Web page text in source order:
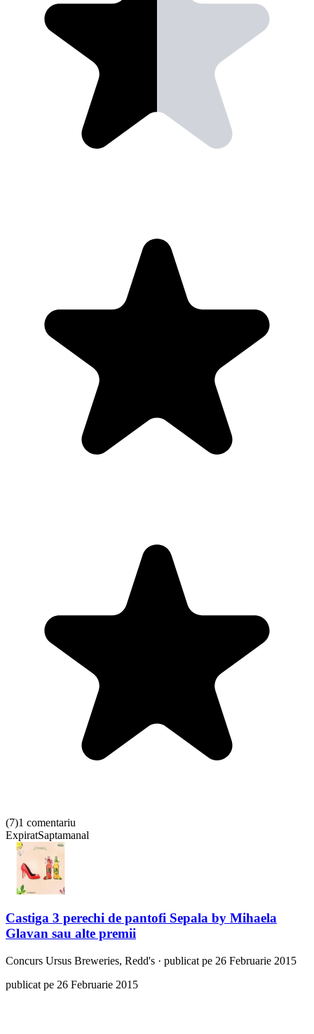
(7)1 comentariu
ExpiratSaptamanal
Castiga 3 perechi de pantofi Sepala by Mihaela
Glavan sau alte premii
Concurs Ursus Breweries, Redd's · publicat pe 26 Februarie 2015
publicat pe 26 Februarie 2015